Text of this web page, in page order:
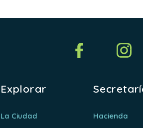
Explorar
La Ciudad
Hacienda